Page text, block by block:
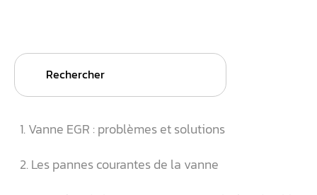
Search
1. Vanne EGR : problèmes et solutions
2. Les pannes courantes de la vanne